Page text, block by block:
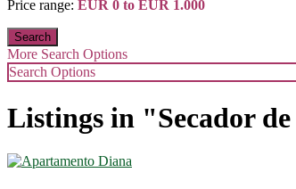
Price range: EUR 0 to EUR 1.000
More Search Options
Search Options
Listings in "Secador